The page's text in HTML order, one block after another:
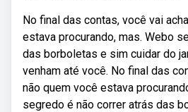
No final das contas, você vai
estava procurando, mas. Webo
das borboletas e sim cuidar do
venham até você. No final das
não quem você estava
segredo é não correr atrás das